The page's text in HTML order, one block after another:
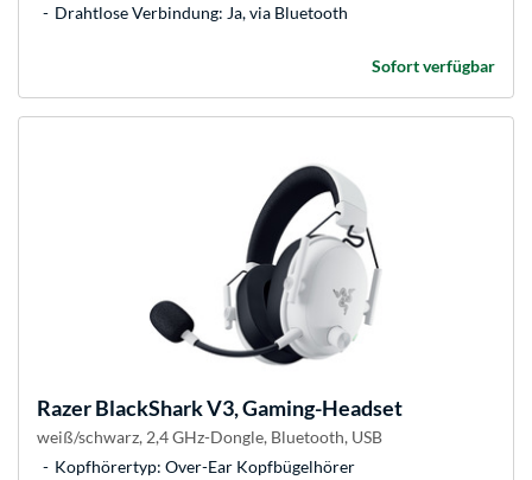
Drahtlose Verbindung: Ja, via Bluetooth
Sofort verfügbar
RazerBlackShark V3, Gaming-Headset
weiß/schwarz, 2,4 GHz-Dongle, Bluetooth, USB
Kopfhörertyp: Over-Ear Kopfbügelhörer